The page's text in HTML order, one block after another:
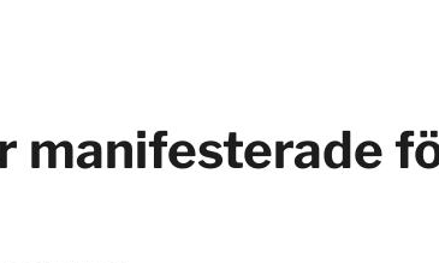
manifesterade